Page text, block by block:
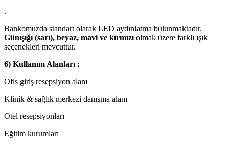
.
Bankomuzda standart olarak LED aydınlatma bulunmaktadır.
Günışığı (sarı), beyaz, mavi ve kırmızı olmak üzere farklı ışık
seçenekleri mevcuttur.
6) Kullanım Alanları :
Ofis giriş resepsiyon alanı
Klinik & sağlık merkezi danışma alanı
Otel resepsiyonları
Eğitim kurumları